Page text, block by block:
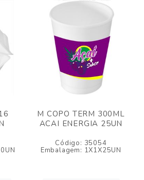
M COPO TERM 300ML
ACAI ENERGIA 25UN
Código: 35054
Embalagem: 1X1X25UN